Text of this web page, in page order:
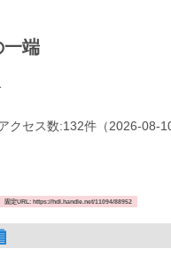
一端
クセス数:132件 （2026-08-
固定URL: https://hdl.handle.net/11094/88952